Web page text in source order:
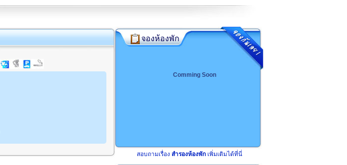
จองห้องพัก
Comming Soon
สอบถามเรื่อง สำรองห้องพัก เพิ่มเติมได้ที่นี่